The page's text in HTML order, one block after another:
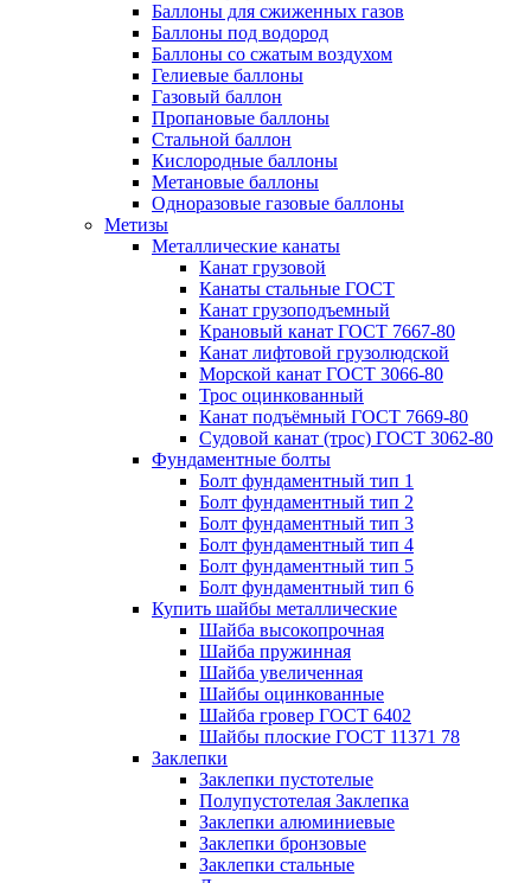
Баллоны для сжиженных газов
Баллоны под водород
Баллоны со сжатым воздухом
Гелиевые баллоны
Газовый баллон
Пропановые баллоны
Стальной баллон
Кислородные баллоны
Метановые баллоны
Одноразовые газовые баллоны
Метизы
Металлические канаты
Канат грузовой
Канаты стальные ГОСТ
Канат грузоподъемный
Крановый канат ГОСТ 7667-80
Канат лифтовой грузолюдской
Морской канат ГОСТ 3066-80
Трос оцинкованный
Канат подъёмный ГОСТ 7669-80
Судовой канат (трос) ГОСТ 3062-80
Фундаментные болты
Болт фундаментный тип 1
Болт фундаментный тип 2
Болт фундаментный тип 3
Болт фундаментный тип 4
Болт фундаментный тип 5
Болт фундаментный тип 6
Купить шайбы металлические
Шайба высокопрочная
Шайба пружинная
Шайба увеличенная
Шайбы оцинкованные
Шайба гровер ГОСТ 6402
Шайбы плоские ГОСТ 11371 78
Заклепки
Заклепки пустотелые
Полупустотелая Заклепка
Заклепки алюминиевые
Заклепки бронзовые
Заклепки стальные